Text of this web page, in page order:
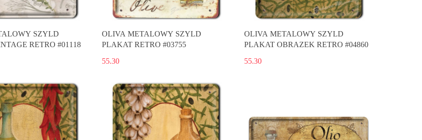
SZYLD
RETRO #01118
OLIVA METALOWY SZYLD
PLAKAT RETRO #03755
55.30
OLIVA METALOWY SZYLD
PLAKAT OBRAZEK RETRO #04860
55.30